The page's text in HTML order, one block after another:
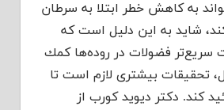
به كاهش خطر ابتلا به سرطان
شاید به این دلیل است كه
سریع‌تر فضولات در روده‌ها كمك
تحقیقات بیشتری لازم است تا
كند. دكتر دیوید كورب از